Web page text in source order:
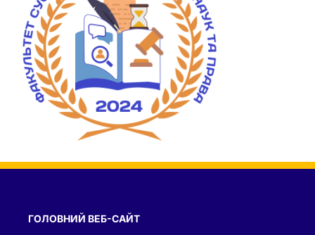
ГОЛОВНИЙ ВЕБ-САЙТ